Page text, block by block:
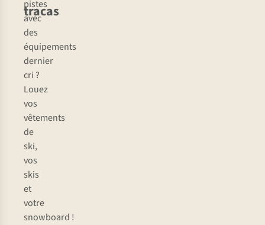
tracas
pistes
avec
des
équipements
dernier
cri ?
Louez
vos
vêtements
de
ski,
vos
skis
et
votre
snowboard !